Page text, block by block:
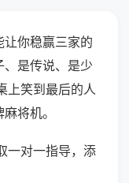
你稳赢三家的
是传说、是少
上笑到最后的人
将机。
一对一指导，添